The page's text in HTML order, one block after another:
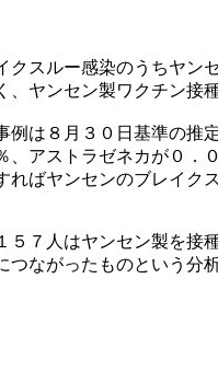
スルー感染のうちヤ
ヤンセン製ワクチン接
は８月３０日基準の
アストラゼネカが０
ばヤンセンのブレイク
７人はヤンセン製を
ながったものという